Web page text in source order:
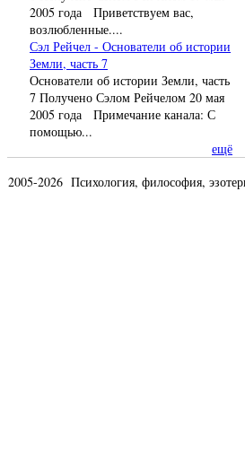
2005 года Приветствуем вас,
возлюбленные....
Сэл Рейчел - Основатели об истории
Земли, часть 7
Основатели об истории Земли, часть
7 Получено Сэлом Рейчелом 20 мая
2005 года Примечание канала: С
помощью...
ещё
2005-2026 Психология, философия,